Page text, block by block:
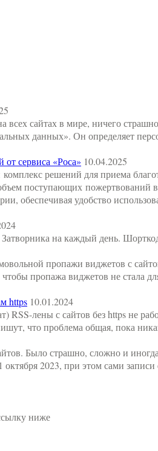
сайтах в мире, ничего
данных». Он определяет
сервиса «Роса» 10.04.2025
решений для приема
поступающих пожертвований
обеспечивая удобство
на каждый день.
пропажи виджетов с
пропажа виджетов не стала
https 10.01.2024
лены с сайтов без https не
что проблема общая, пока
Было страшно, сложно и
2023, при этом сами
ниже